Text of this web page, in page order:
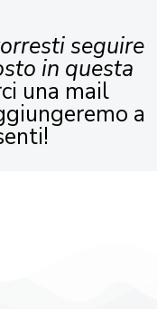
seguire
in questa
una mail
a